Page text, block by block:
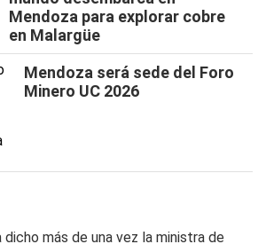
Mendoza para explorar cobre
en Malargüe
Mendoza será sede del Foro
Minero UC 2026
dicho más de una vez la ministra de